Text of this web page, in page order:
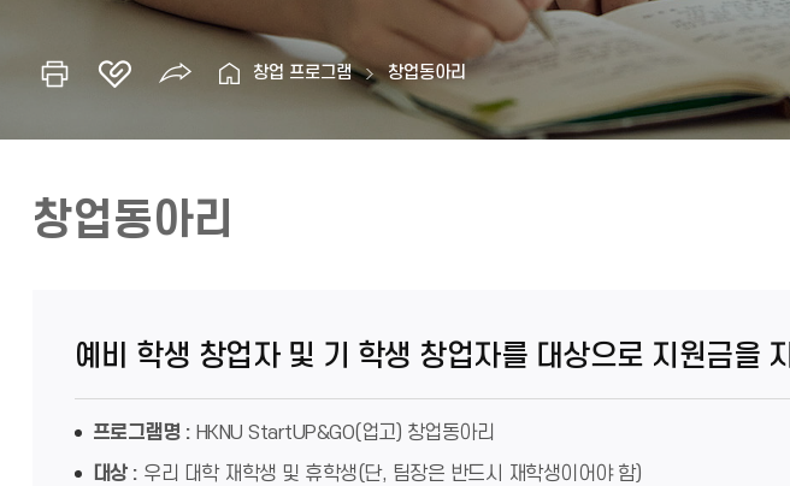
창업 프로그램 창업동아리
창업동아리
예비 학생 창업자 및 기 학생 창업자를 대상으로 지원금을
프로그램명 : HKNU StartUP&GO(업고) 창업동아리
대상 : 우리 대학 재학생 및 휴학생(단, 팀장은 반드시 재학생이어야 함)